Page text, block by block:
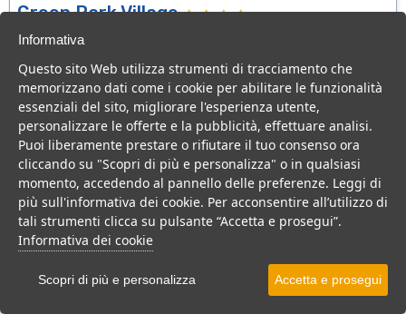
Green Park Village
Puglia > Gargano > Vieste
107 Camere
Villaggio a Vieste, con piscina e animazione, ideale per famiglie
con bambini.
Villaggio Hotel
VEDI SU MAPPA
INFO STRUTTURA
APRI STRUTTURA
PREVENTIVO
Informativa
Questo sito Web utilizza strumenti di tracciamento che
memorizzano dati come i cookie per abilitare le funzionalità
essenziali del sito, migliorare l'esperienza utente,
personalizzare le offerte e la pubblicità, effettuare analisi.
Puoi liberamente prestare o rifiutare il tuo consenso ora
cliccando su "Scopri di più e personalizza" o in qualsiasi
momento, accedendo al pannello delle preferenze. Leggi di
più sull'informativa dei cookie. Per acconsentire all’utilizzo di
tali strumenti clicca su pulsante “Accetta e prosegui”.
Informativa dei cookie
Scopri di più e personalizza Accetta e prosegui